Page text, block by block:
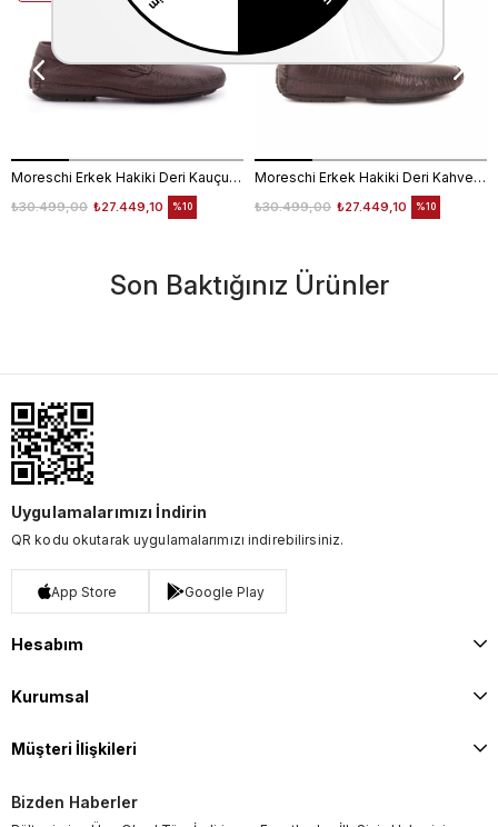
Moreschi Erkek Hakiki Deri Kauçuk Taban Kahverengi Loafer Konforlu Ayakkabı
₺27.449,10
₺30.499,00 %10
Moreschi Erkek Hakiki Deri Kahverengi Loafer Konforlu Ayakkabı
₺27.449,10
₺30.499,00 %10
Son Baktığınız Ürünler
Uygulamalarımızı İndirin
QR kodu okutarak uygulamalarımızı indirebilirsiniz.
App Store Google Play
Hesabım
Kurumsal
Müşteri İlişkileri
Bizden Haberler